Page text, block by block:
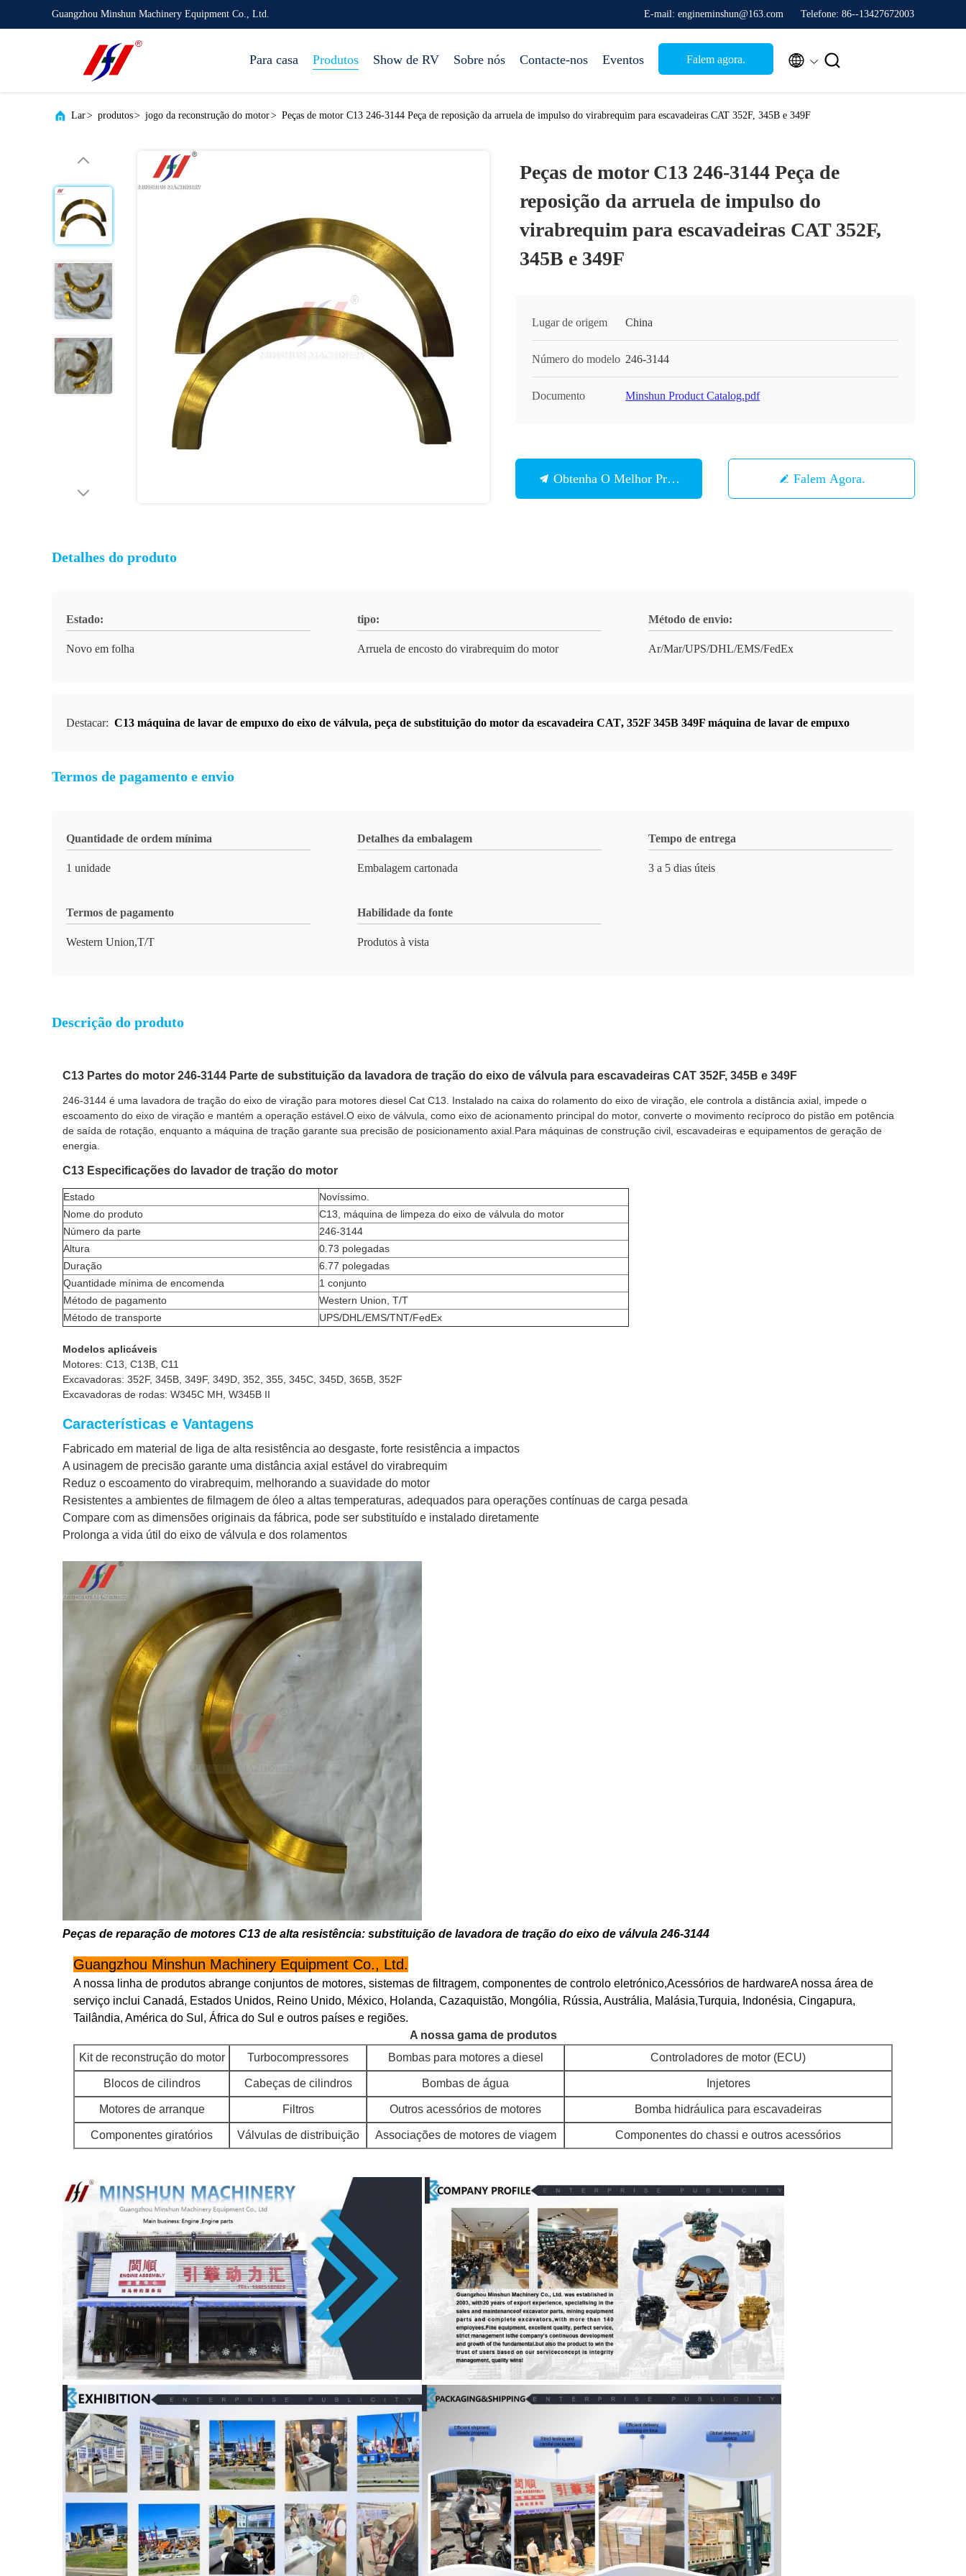
Guangzhou Minshun Machinery Equipment Co., Ltd. E-mail: engineminshun@163.com Telefone: 86--13427672003
Para casa Produtos Show de RV Sobre nós Contacte-nos Eventos Falem agora.  
Lar> produtos> jogo da reconstrução do motor> Peças de motor C13 246-3144 Peça de reposição da arruela de impulso do virabrequim para escavadeiras CAT 352F, 345B e 349F
Peças de motor C13 246-3144 Peça de
reposição da arruela de impulso do
virabrequim para escavadeiras CAT 352F,
345B e 349F
Lugar de origem China
Número do modelo 246-3144
Documento Minshun Product Catalog.pdf
Obtenha O Melhor Preço Falem Agora.
Detalhes do produto
Estado:
Novo em folha
tipo:
Arruela de encosto do virabrequim do motor
Método de envio:
Ar/Mar/UPS/DHL/EMS/FedEx
Destacar: C13 máquina de lavar de empuxo do eixo de válvula, peça de substituição do motor da escavadeira CAT, 352F 345B 349F máquina de lavar de empuxo
Termos de pagamento e envio
Quantidade de ordem mínima
1 unidade
Detalhes da embalagem
Embalagem cartonada
Tempo de entrega
3 a 5 dias úteis
Termos de pagamento
Western Union,T/T
Habilidade da fonte
Produtos à vista
Descrição do produto
C13 Partes do motor 246-3144 Parte de substituição da lavadora de tração do eixo de válvula para escavadeiras CAT 352F, 345B e 349F
246-3144 é uma lavadora de tração do eixo de viração para motores diesel Cat C13. Instalado na caixa do rolamento do eixo de viração, ele controla a distância axial, impede o
escoamento do eixo de viração e mantém a operação estável.O eixo de válvula, como eixo de acionamento principal do motor, converte o movimento recíproco do pistão em potência
de saída de rotação, enquanto a máquina de tração garante sua precisão de posicionamento axial.Para máquinas de construção civil, escavadeiras e equipamentos de geração de
energia.
C13 Especificações do lavador de tração do motor
Estado
Novíssimo.
Nome do produto
C13, máquina de limpeza do eixo de válvula do motor
Número da parte
246-3144
Altura
0.73 polegadas
Duração
6.77 polegadas
Quantidade mínima de encomenda
1 conjunto
Método de pagamento
Western Union, T/T
Método de transporte
UPS/DHL/EMS/TNT/FedEx
Modelos aplicáveis
Motores: C13, C13B, C11
Excavadoras: 352F, 345B, 349F, 349D, 352, 355, 345C, 345D, 365B, 352F
Excavadoras de rodas: W345C MH, W345B II
Características e Vantagens
Fabricado em material de liga de alta resistência ao desgaste, forte resistência a impactos
A usinagem de precisão garante uma distância axial estável do virabrequim
Reduz o escoamento do virabrequim, melhorando a suavidade do motor
Resistentes a ambientes de filmagem de óleo a altas temperaturas, adequados para operações contínuas de carga pesada
Compare com as dimensões originais da fábrica, pode ser substituído e instalado diretamente
Prolonga a vida útil do eixo de válvula e dos rolamentos
Peças de reparação de motores C13 de alta resistência: substituição de lavadora de tração do eixo de válvula 246-3144
Guangzhou Minshun Machinery Equipment Co., Ltd.
A nossa linha de produtos abrange conjuntos de motores, sistemas de filtragem, componentes de controlo eletrónico,Acessórios de hardwareA nossa área de
serviço inclui Canadá, Estados Unidos, Reino Unido, México, Holanda, Cazaquistão, Mongólia, Rússia, Austrália, Malásia,Turquia, Indonésia, Cingapura,
Tailândia, América do Sul, África do Sul e outros países e regiões.
A nossa gama de produtos
Kit de reconstrução do motor
Turbocompressores Bombas para motores a diesel Controladores de motor (ECU)
Blocos de cilindros Cabeças de cilindros Bombas de água Injetores
Motores de arranque Filtros Outros acessórios de motores Bomba hidráulica para escavadeiras
Componentes giratórios Válvulas de distribuição Associações de motores de viagem Componentes do chassi e outros acessórios